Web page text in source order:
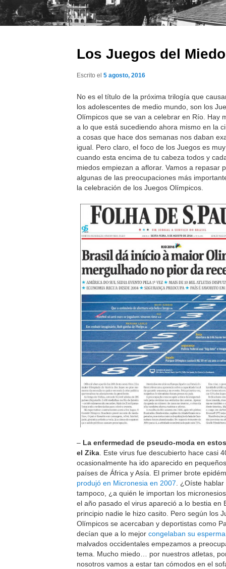
Los Juegos del Miedo
Escrito el5 agosto, 2016
No es el título de la próxima trilogía que
los adolescentes de medio mundo, son los
Olímpicos que se van a celebrar en Río. Hay
a lo que está sucediendo ahora mismo en la
a cosas que hace dos semanas nos daban
igual. Pero claro, el foco de los Juegos es
cuando esta encima de tu cabeza todos y
miedos empiezan a aflorar. Vamos a repasar
algunas de las preocupaciones más
la celebración de los Juegos Olímpicos.
– La enfermedad de pseudo-moda en
el Zika . Este virus fue descubierto hace casi
ocasionalmente ha ido aparecido en
países de África y Asía. El primer brote
produjó en Micronesia en 2007 . ¿Oíste
tampoco, ¿a quién le importan los
el año pasado el virus apareció a lo bestia en
principio nadie le hizo casito. Pero según los
Olímpicos se acercaban y deportistas como
decían que a lo mejorcongelaban su esperma
malvados occidentales empezamos a
tema. Mucho miedo… por nuestros atletas,
nosotros vamos a estar tan cómodos en el